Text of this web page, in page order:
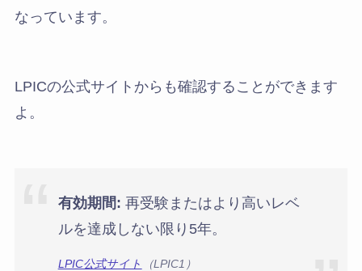
なっています。
LPICの公式サイトからも確認することができます
よ。
有効期間: 再受験またはより高いレベ
ルを達成しない限り5年。
LPIC公式サイト （LPIC1）